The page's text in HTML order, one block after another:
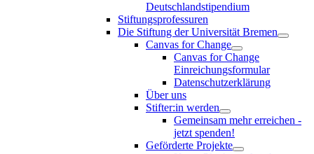
Deutschlandstipendium
Stiftungsprofessuren
Die Stiftung der Universität Bremen
Canvas for Change
Canvas for Change
Einreichungsformular
Datenschutzerklärung
Über uns
Stifter:in werden
Gemeinsam mehr erreichen -
jetzt spenden!
Geförderte Projekte